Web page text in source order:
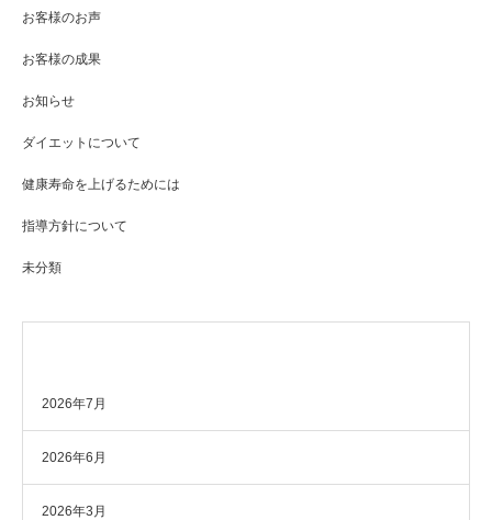
お客様のお声
お客様の成果
お知らせ
ダイエットについて
健康寿命を上げるためには
指導方針について
未分類
2026年7月
2026年6月
2026年3月